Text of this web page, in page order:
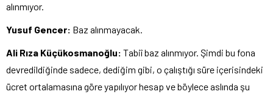
alınmıyor.
Yusuf Gencer: Baz alınmayacak.
Ali Rıza Küçükosmanoğlu: Tabiî baz alınmıyor. Şimdi bu fona
devredildiğinde sadece, dediğim gibi, o çalıştığı süre içerisindeki
ücret ortalamasına göre yapılıyor hesap ve böylece aslında şu